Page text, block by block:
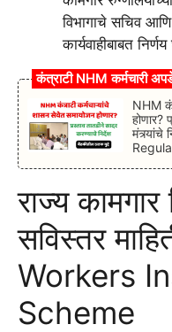
विभागाचे सचिव
कार्यवाहीबाबत
कंत्राटी NHM कर्मचारी
NHM
होणार?
राज्य कामगार
सविस्तर
Workers
Scheme